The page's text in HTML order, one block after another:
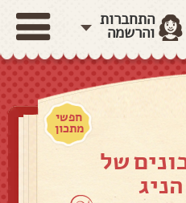
התחברות
והרשמה
חפשי
מתכון
של